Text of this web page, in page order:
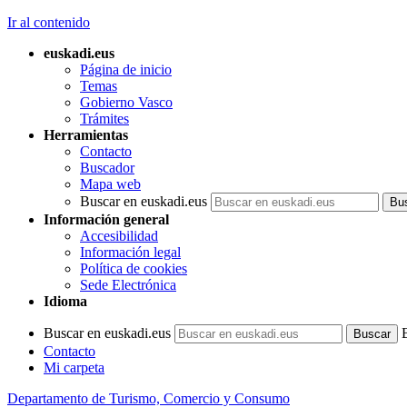
Ir al contenido
euskadi.eus
Página de inicio
Temas
Gobierno Vasco
Trámites
Herramientas
Contacto
Buscador
Mapa web
Buscar en euskadi.eus
Información general
Accesibilidad
Información legal
Política de cookies
Sede Electrónica
Idioma
Buscar en euskadi.eus
Contacto
Mi carpeta
Departamento de Turismo, Comercio y Consumo